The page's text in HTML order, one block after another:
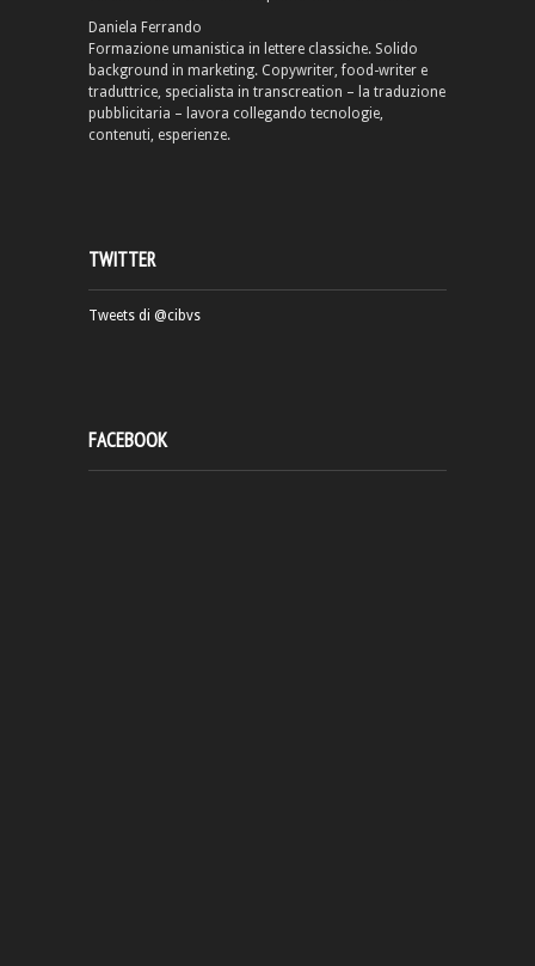
Daniela Ferrando
Formazione umanistica in lettere classiche. Solido
background in marketing. Copywriter, food-writer e
traduttrice, specialista in transcreation – la traduzione
pubblicitaria – lavora collegando tecnologie,
contenuti, esperienze.
TWITTER
Tweets di @cibvs
FACEBOOK